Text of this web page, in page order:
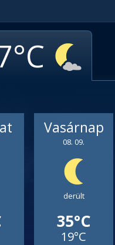
Vasárnap
08. 09.
derült
35°C
19°C